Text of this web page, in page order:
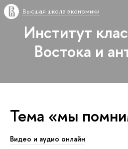
Высшая школа экономики
Институт
Востока и
Тема «мы
Видео и аудио онлайн